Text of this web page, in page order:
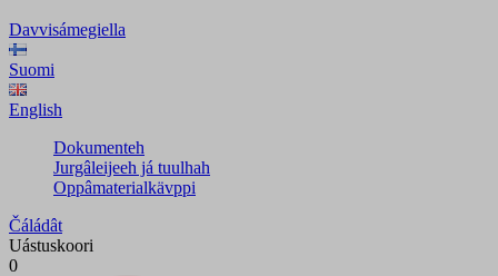
Davvisámegiella
Suomi
English
Dokumenteh
Jurgâleijeeh já tuulhah
Oppâmaterialkävppi
Čáládât
Uástuskoori
0